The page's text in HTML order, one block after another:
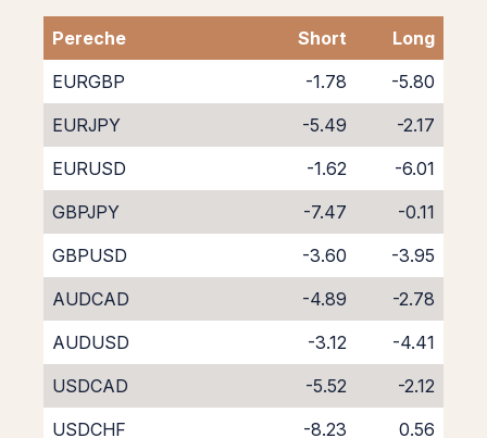
Pereche Short
Long
EURGBP
-1.78
-5.80
EURJPY
-5.49
-2.17
EURUSD
-1.62
-6.01
GBPJPY
-7.47
-0.11
GBPUSD
-3.60
-3.95
AUDCAD
-4.89
-2.78
AUDUSD
-3.12
-4.41
USDCAD
-5.52
-2.12
USDCHF
-8.23
0.56